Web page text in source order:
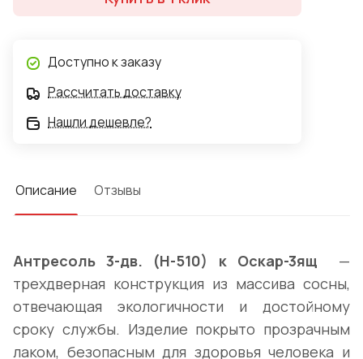
Доступно к заказу
Рассчитать доставку
Нашли дешевле?
Описание Отзывы
Антресоль 3-дв. (Н-510) к Оскар-3ящ —
трехдверная конструкция из массива сосны,
отвечающая экологичности и достойному
сроку службы. Изделие покрыто прозрачным
лаком, безопасным для здоровья человека и